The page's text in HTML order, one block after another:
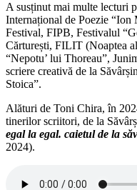
A susținut mai multe lecturi
Internațional de Poezie “Ion
Festival, FIPB, Festivalul
Cărturești, FILIT (Noaptea
“Nepotu’ lui Thoreau”,
scriere creativă de la
Stoica”.
Alături de Toni Chira, în
tinerilor scriitori, de la
egal la egal. caietul de la
2024).